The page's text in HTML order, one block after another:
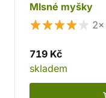
Mlsné myšky
2×
719 Kč
skladem